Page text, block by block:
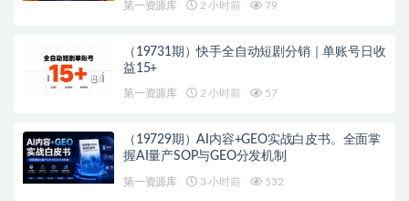
第一资源库 2 小时前 79
（19731期）快手全自动短剧分销｜单账号日收
益15+
第一资源库 2 小时前 57
（19729期）AI内容+GEO实战白皮书。全面掌
握AI量产SOP与GEO分发机制
第一资源库 3 小时前 532